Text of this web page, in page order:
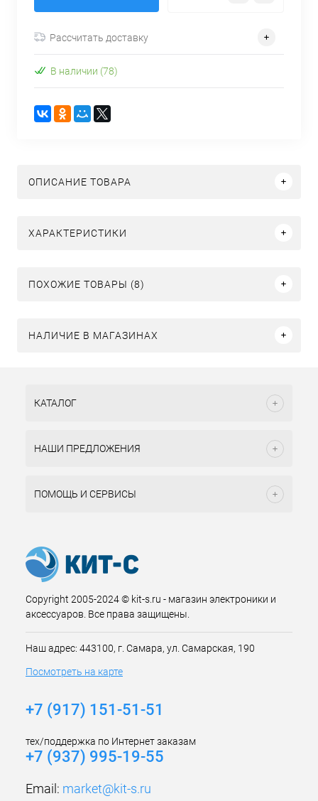
Рассчитать доставку
В наличии (78)
ОПИСАНИЕ ТОВАРА
ХАРАКТЕРИСТИКИ
ПОХОЖИЕ ТОВАРЫ (8)
НАЛИЧИЕ В МАГАЗИНАХ
КАТАЛОГ
НАШИ ПРЕДЛОЖЕНИЯ
ПОМОЩЬ И СЕРВИСЫ
Copyright 2005-2024 © kit-s.ru - магазин электроники и
аксессуаров. Все права защищены.
Наш адрес: 443100, г. Самара, ул. Самарская, 190
Посмотреть на карте
+7 (917) 151-51-51
тех/поддержка по Интернет заказам
+7 (937) 995-19-55
Email: market@kit-s.ru